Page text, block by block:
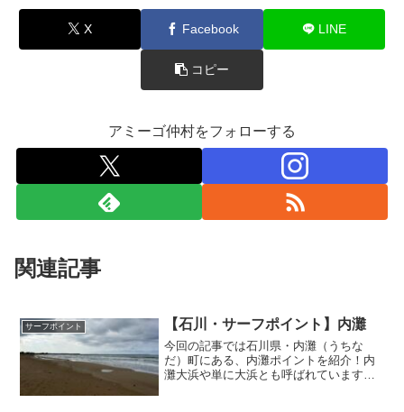
X Facebook LINE
コピー
アミーゴ仲村をフォローする
関連記事
サーフポイント 【石川・サーフポイント】内灘
今回の記事では石川県・内灘（うちな
だ）町にある、内灘ポイントを紹介！内
灘大浜や単に大浜とも呼ばれています。